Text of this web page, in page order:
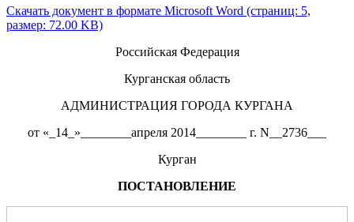
Скачать документ в формате Microsoft Word (страниц: 5,
размер: 72.00 KB)
Российская Федерация
Курганская область
АДМИНИСТРАЦИЯ ГОРОДА КУРГАНА
от «_14_»________апреля 2014________ г. N__2736___
Курган
ПОСТАНОВЛЕНИЕ